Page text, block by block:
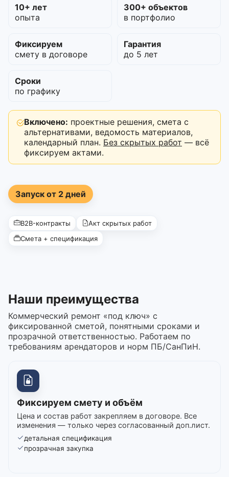
10+ лет
опыта
300+ объектов
в портфолио
Фиксируем
смету в договоре
Гарантия
до 5 лет
Сроки
по графику
Включено: проектные решения, смета с
альтернативами, ведомость материалов,
календарный план. Без скрытых работ — всё
фиксируем актами.
Запуск от 2 дней
B2B-контракты
Акт скрытых работ
Смета + спецификация
Наши преимущества
Коммерческий ремонт «под ключ» с
фиксированной сметой, понятными сроками и
прозрачной ответственностью. Работаем по
требованиям арендаторов и норм ПБ/СанПиН.
Фиксируем смету и объём
Цена и состав работ закрепляем в договоре. Все
изменения — только через согласованный доп.лист.
детальная спецификация
прозрачная закупка